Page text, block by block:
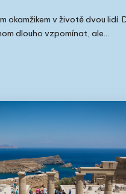
okamžikem v životě dvou lidí.
dlouho vzpomínat, ale…